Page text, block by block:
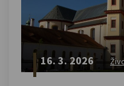
16. 3. 2026